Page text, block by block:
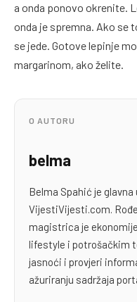
a onda ponovo okrenite.
onda je spremna. Ako se
se jede. Gotove lepinje
margarinom, ako želite.
O AUTORU
belma
Belma Spahić je
VijestiVijesti.com.
magistrica je
lifestyle i potrošačkim
jasnoći i provjeri
ažuriranju sadržaja